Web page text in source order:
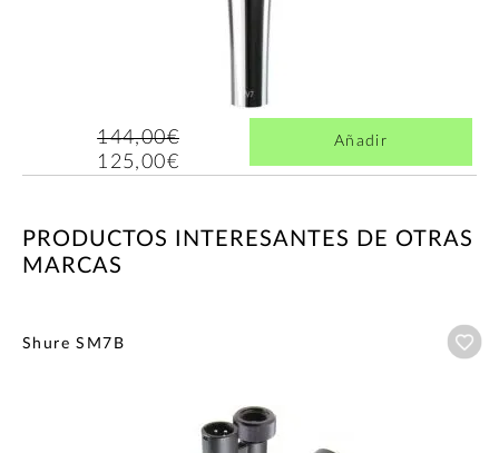
144,00€
125,00€
Añadir
PRODUCTOS INTERESANTES DE OTRAS
MARCAS
Shure SM7B